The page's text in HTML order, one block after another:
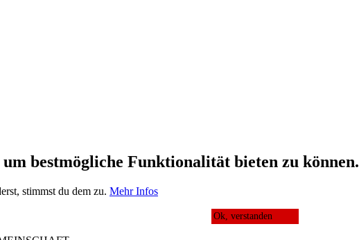
bestmögliche Funktionalität bieten zu können.
stimmst du dem zu. Mehr Infos
Ok, verstanden